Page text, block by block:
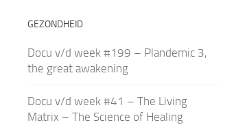
GEZONDHEID
Docu v/d week #199 – Plandemic 3,
the great awakening
Docu v/d week #41 – The Living
Matrix – The Science of Healing